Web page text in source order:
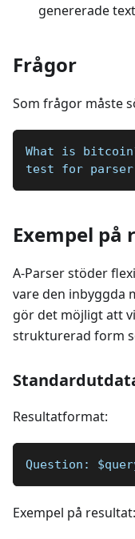
genererade
Frågor
Som frågor måste
What is
test for parser
Exempel
A-Parser stöder
vare den inbyggda
gör det möjligt att
strukturerad form
Resultatformat:
Question:
Exempel på resultat: